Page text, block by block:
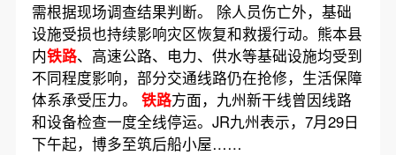
需根据现场调查结果判断。 除人员伤亡外，基础
设施受损也持续影响灾区恢复和救援行动。熊本县
内铁路、高速公路、电力、供水等基础设施均受到
不同程度影响，部分交通线路仍在抢修，生活保障
体系承受压力。 铁路方面，九州新干线曾因线路
和设备检查一度全线停运。JR九州表示，7月29日
下午起，博多至筑后船小屋……